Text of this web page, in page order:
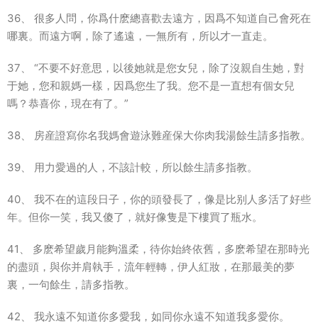
36、 很多人問，你爲什麽總喜歡去遠方，因爲不知道自己會死在
哪裏。而遠方啊，除了遙遠，一無所有，所以才一直走。
37、 “不要不好意思，以後她就是您女兒，除了沒親自生她，對
于她，您和親媽一樣，因爲您生了我。您不是一直想有個女兒
嗎？恭喜你，現在有了。”
38、 房産證寫你名我媽會遊泳難産保大你肉我湯餘生請多指教。
39、 用力愛過的人，不該計較，所以餘生請多指教。
40、 我不在的這段日子，你的頭發長了，像是比别人多活了好些
年。但你一笑，我又傻了，就好像隻是下樓買了瓶水。
41、 多麽希望歲月能夠溫柔，待你始終依舊，多麽希望在那時光
的盡頭，與你并肩執手，流年輕轉，伊人紅妝，在那最美的夢
裏，一句餘生，請多指教。
42、 我永遠不知道你多愛我，如同你永遠不知道我多愛你。